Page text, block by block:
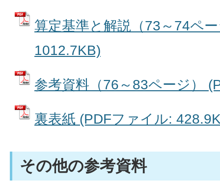
算定基準と解説（73～74ペ
1012.7KB)
参考資料（76～83ページ）
裏表紙 (PDFファイル:
その他の参考資料